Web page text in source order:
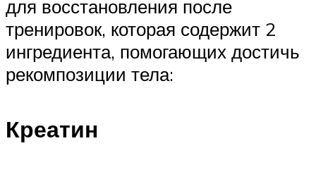
для восстановления после
тренировок, которая содержит 2
ингредиента, помогающих достичь
рекомпозиции тела:
Креатин